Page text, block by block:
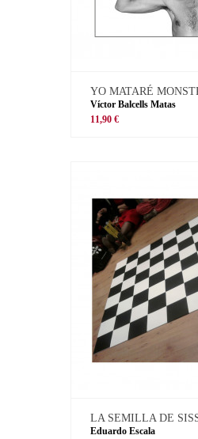
YO MATARÉ
Víctor Balcells Matas
11,90 €
LA SEMILLA DE
Eduardo Escala